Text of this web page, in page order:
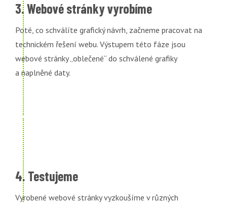
3. Webové stránky vyrobíme
Poté, co schválíte grafický návrh, začneme pracovat na
technickém řešení webu. Výstupem této fáze jsou
webové stránky „oblečené“ do schválené grafiky
a naplněné daty.
4. Testujeme
Vyrobené webové stránky vyzkoušíme v různých